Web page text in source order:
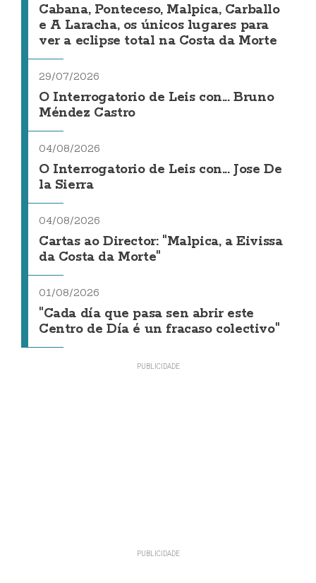
Cabana, Ponteceso, Malpica, Carballo
e A Laracha, os únicos lugares para
ver a eclipse total na Costa da Morte
29/07/2026
O Interrogatorio de Leis con... Bruno
Méndez Castro
04/08/2026
O Interrogatorio de Leis con... Jose De
la Sierra
04/08/2026
Cartas ao Director: "Malpica, a Eivissa
da Costa da Morte"
01/08/2026
"Cada día que pasa sen abrir este
Centro de Día é un fracaso colectivo"